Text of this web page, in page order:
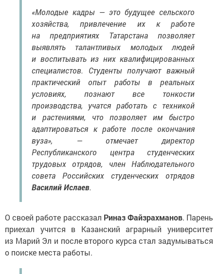
«Молодые кадры — это будущее сельского
хозяйства, привлечение их к работе
на предприятиях Татарстана позволяет
выявлять талантливых молодых людей
и воспитывать из них квалифицированных
специалистов. Студенты получают важный
практический опыт работы в реальных
условиях, познают все тонкости
производства, учатся работать с техникой
и растениями, что позволяет им быстро
адаптироваться к работе после окончания
вуза», — отмечает директор
Республиканского центра студенческих
трудовых отрядов, член Наблюдательного
совета Российских студенческих отрядов
Василий Ислаев.
О своей работе рассказал Риназ Файзрахманов. Парень
приехал учится в Казанский аграрный университет
из Марий Эл и после второго курса стал задумываться
о поиске места работы.